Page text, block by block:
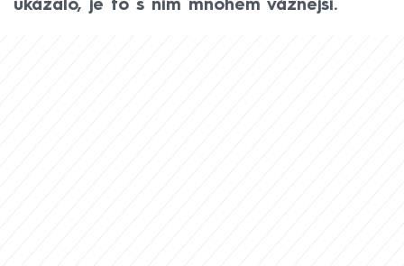
ukázalo, je to s ním mnohem vážnější.